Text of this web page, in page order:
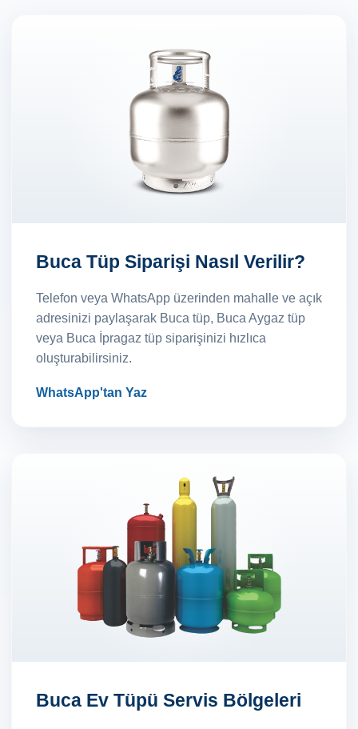
Buca Tüp Siparişi Nasıl Verilir?
Telefon veya WhatsApp üzerinden mahalle ve açık
adresinizi paylaşarak Buca tüp, Buca Aygaz tüp
veya Buca İpragaz tüp siparişinizi hızlıca
oluşturabilirsiniz.
WhatsApp'tan Yaz
Buca Ev Tüpü Servis Bölgeleri